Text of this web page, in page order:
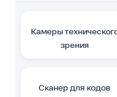
Камеры
зрения
Сканер для кодов